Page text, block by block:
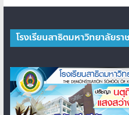
โรงเรียนสาธิตมหาวิทยาลัยร